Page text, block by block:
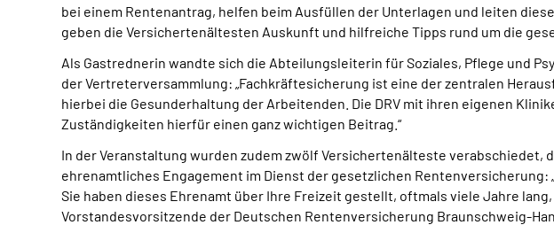
bei einem Rentenantrag, helfen beim Ausfüllen der Unterlagen und leiten
geben die Versichertenältesten Auskunft und hilfreiche Tipps rund um die
Als Gastrednerin wandte sich die Abteilungsleiterin für Soziales, Pflege und
der Vertreterversammlung: „Fachkräftesicherung ist eine der zentralen
hierbei die Gesunderhaltung der Arbeitenden. Die DRV mit ihren eigenen
Zuständigkeiten hierfür einen ganz wichtigen Beitrag.“
In der Veranstaltung wurden zudem zwölf Versichertenälteste
ehrenamtliches Engagement im Dienst der gesetzlichen
Sie haben dieses Ehrenamt über Ihre Freizeit gestellt, oftmals viele Jahre
Vorstandesvorsitzende der Deutschen Rentenversicherung Braunschweig-